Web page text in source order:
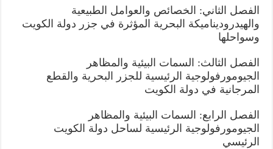
الفصل الثاني: الخصائص والعوامل الطبيعية
والهيدروديناميكة البحرية المؤثرة في جزر دولة الكويت
وسواحلها
الفصل الثالث: السمات البيئية والمظاهر
الجيومورفولوجية الرئيسية للجزر البحرية والقطع
المرجانية في دولة الكويت
الفصل الرابع: السمات البيئية والمظاهر
الجيومورفولوجية الرئيسية لساحل دولة الكويت
الرئيسي